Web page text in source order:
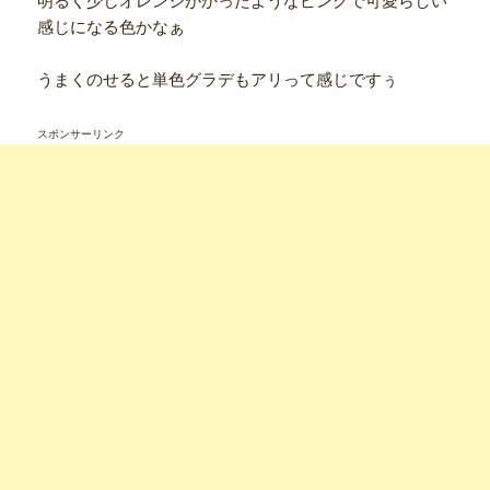
感じになる色かなぁ
うまくのせると単色グラデもアリって感じですぅ
スポンサーリンク